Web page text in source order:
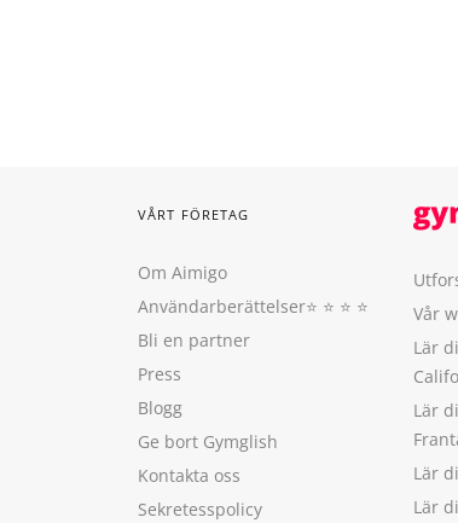
VÅRT FÖRETAG
Om Aimigo
Användarberättelser⭐️ ⭐️ ⭐️ ⭐️
Bli en partner
Press
Blogg
Ge bort Gymglish
Kontakta oss
Sekretesspolicy
Vår
Lär
Lär
Lär
Lär